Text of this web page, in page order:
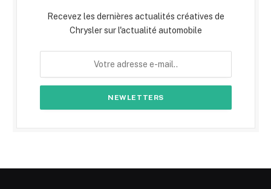
Recevez les dernières actualités créatives de
Chrysler sur l'actualité automobile